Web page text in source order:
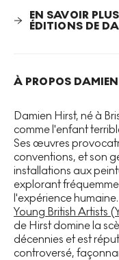
assistants pour
partie des objectifs
ces couleurs, et ne
obtenu ce que je
la joie de la couleur. »
peintures à points
les plus
peintures à points,
EN SAVOIR
ÉDITIONS DE
À PROPOS
Damien Hirst, né à
comme l'enfant
Ses œuvres
conventions, et son
installations aux
explorant
l'expérience
Young British Artists
de Hirst domine la
décennies et est
controversé,